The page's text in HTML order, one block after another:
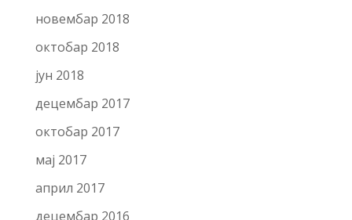
новембар 2018
октобар 2018
јун 2018
децембар 2017
октобар 2017
мај 2017
април 2017
децембар 2016